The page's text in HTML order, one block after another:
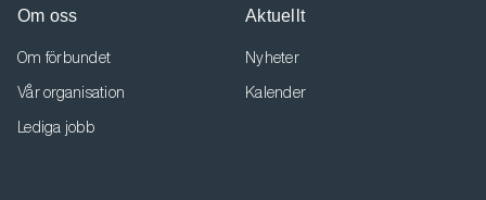
Om oss
Om förbundet
Vår organisation
Lediga jobb
Aktuellt
Nyheter
Kalender